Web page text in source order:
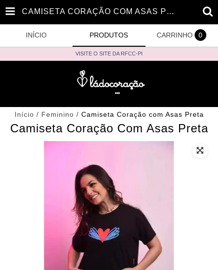
CAMISETA CORAÇÃO COM ASAS PRETA
INÍCIO PRODUTOS CARRINHO 0
VISITE O SITE DA RFCC-PI
Início / Feminino / Camiseta Coração com Asas Preta
Camiseta Coração Com Asas Preta